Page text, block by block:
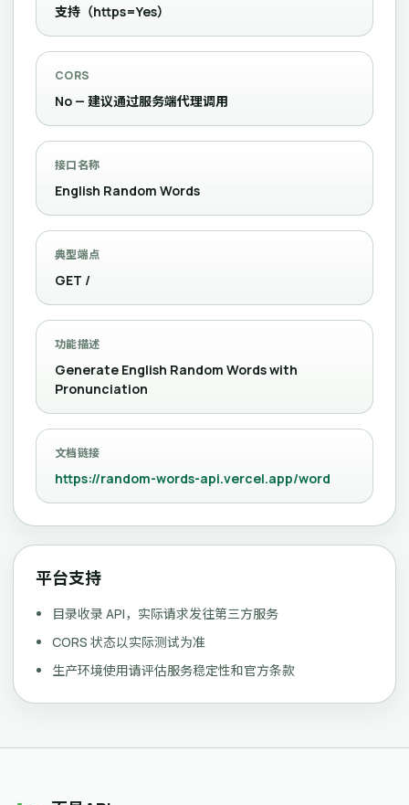
支持（https=Yes）
CORS
No — 建议通过服务端代理调用
接口名称
English Random Words
典型端点
GET /
功能描述
Generate English Random Words with
Pronunciation
文档链接
https://random-words-api.vercel.app/word
平台支持
目录收录 API，实际请求发往第三方服务
CORS 状态以实际测试为准
生产环境使用请评估服务稳定性和官方条款